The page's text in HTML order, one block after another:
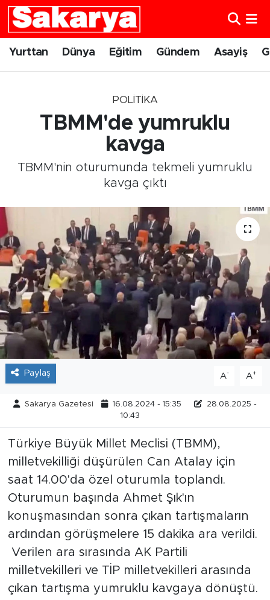
Yurttan Dünya Eğitim Gündem Asayiş
POLITIKA
TBMM'de yumruklu
kavga
TBMM'nin oturumunda tekmeli yumruklu
kavga çıktı
Paylaş A- A+
Sakarya Gazetesi 16.08.2024 - 15:35
28.08.2025 -
10:43
Türkiye Büyük Millet Meclisi (TBMM),
milletvekilliği düşürülen Can Atalay için
saat 14.00'da özel oturumla toplandı.
Oturumun başında Ahmet Şık'ın
konuşmasından sonra çıkan tartışmaların
ardından görüşmelere 15 dakika ara verildi.
Verilen ara sırasında AK Partili
milletvekilleri ve TİP milletvekilleri arasında
çıkan tartışma yumruklu kavgaya dönüştü.
Yurttan
Eskişehirspor
Kültür Sanat
Tarihçe
Resmi İlanlar
Söyleşi
Foto Şaka
Politika
Eskişehir Nöbetçi Eczaneler
Eskişehir Trafik Yoğunluk Haritası
Süper Lig Puan Durumu ve Fikstür
Son Dakika Haberleri
Haber Arşivi